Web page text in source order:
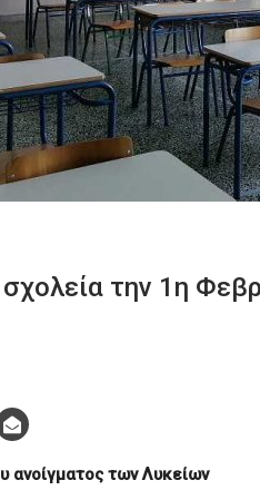
την 1η
ανοίγματος των Λυκείων